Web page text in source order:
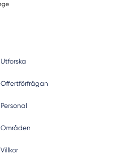
Utforska
Offertförfrågan
Personal
Områden
Villkor